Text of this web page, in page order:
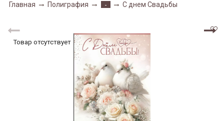
Главная Полиграфия - С днем Свадьбы
Товар отсутствует